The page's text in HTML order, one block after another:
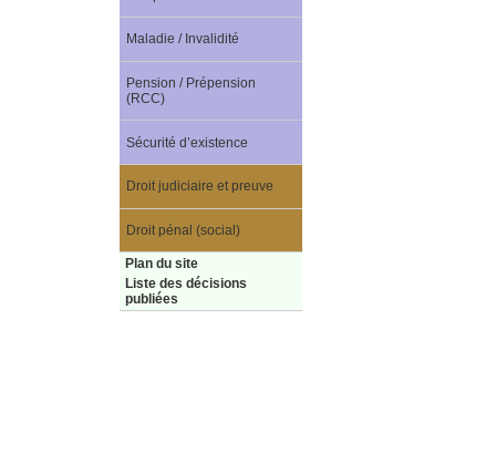
Maladie / Invalidité
Pension / Prépension
(RCC)
Sécurité d’existence
Droit judiciaire et preuve
Droit pénal (social)
Plan du site
Liste des décisions
publiées